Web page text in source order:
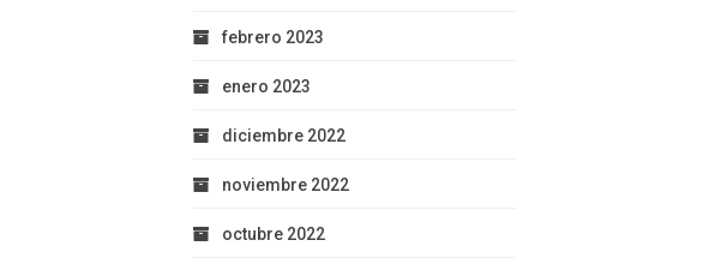
febrero 2023
enero 2023
diciembre 2022
noviembre 2022
octubre 2022